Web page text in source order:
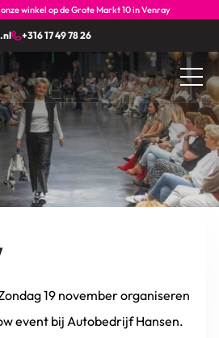
winkel op de Grote Markt 10 in Venray
+316 17 49 78 26
19 november organiseren
event bij Autobedrijf Hansen.